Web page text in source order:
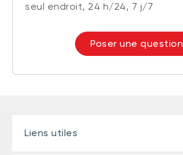
seul endroit, 24 h/24, 7 j/7
Poser une question
Liens utiles